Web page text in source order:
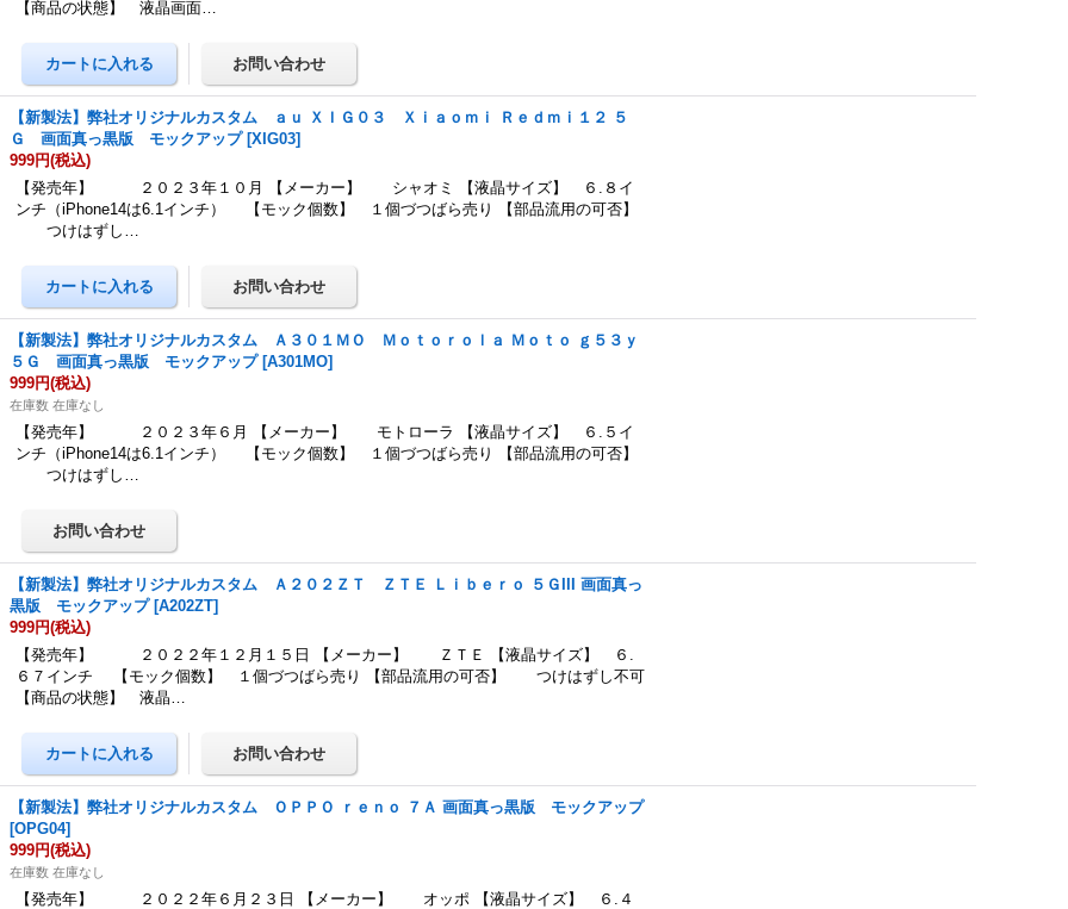
【商品の状態】 液晶画面…
【新製法】弊社オリジナルカスタム ａｕ ＸＩＧ０３ Ｘｉａｏｍｉ Ｒｅｄｍｉ１２ ５
Ｇ 画面真っ黒版 モックアップ [XIG03]
999円(税込)
【発売年】 ２０２３年１０月 【メーカー】 シャオミ 【液晶サイズ】 ６.８イ
ンチ（iPhone14は6.1インチ） 【モック個数】 １個づつばら売り 【部品流用の可否】
つけはずし…
【新製法】弊社オリジナルカスタム Ａ３０１ＭＯ Ｍｏｔｏｒｏｌａ Ｍｏｔｏ ｇ５３ｙ
５Ｇ 画面真っ黒版 モックアップ [A301MO]
999円(税込)
在庫数 在庫なし
【発売年】 ２０２３年６月 【メーカー】 モトローラ 【液晶サイズ】 ６.５イ
ンチ（iPhone14は6.1インチ） 【モック個数】 １個づつばら売り 【部品流用の可否】
つけはずし…
【新製法】弊社オリジナルカスタム Ａ２０２ＺＴ ＺＴＥ Ｌｉｂｅｒｏ ５ＧIII 画面真っ
黒版 モックアップ [A202ZT]
999円(税込)
【発売年】 ２０２２年１２月１５日 【メーカー】 ＺＴＥ 【液晶サイズ】 ６.
６７インチ 【モック個数】 １個づつばら売り 【部品流用の可否】 つけはずし不可
【商品の状態】 液晶…
【新製法】弊社オリジナルカスタム ＯＰＰＯ ｒｅｎｏ ７Ａ 画面真っ黒版 モックアップ
[OPG04]
999円(税込)
在庫数 在庫なし
【発売年】 ２０２２年６月２３日 【メーカー】 オッポ 【液晶サイズ】 ６.４